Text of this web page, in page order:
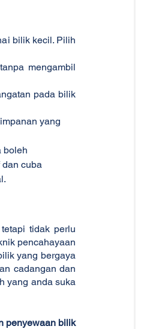
bilik kecil. Pilih
mengambil
pada bilik
yang
boleh
cuba
tidak perlu
pencahayaan
yang bergaya
cadangan dan
yang anda suka
penyewaan bilik